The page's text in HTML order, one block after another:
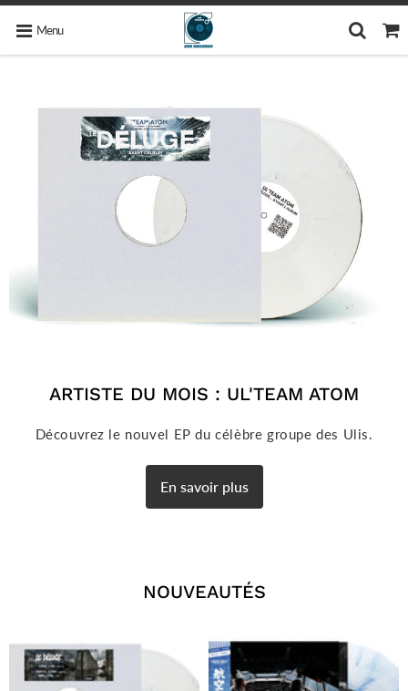
Menu
ARTISTE DU MOIS : UL'TEAM ATOM
Découvrez le nouvel EP du célèbre groupe des Ulis.
En savoir plus
NOUVEAUTÉS